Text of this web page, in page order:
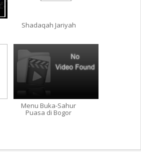
Shadaqah Jariyah
Menu Buka-Sahur
Puasa di Bogor